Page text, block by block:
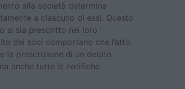
alla società determina
a ciascuno di essi. Questo
si sia prescritto nei loro
dei soci comportano che l’atto
la prescrizione di un debito
anche tutte le notifiche